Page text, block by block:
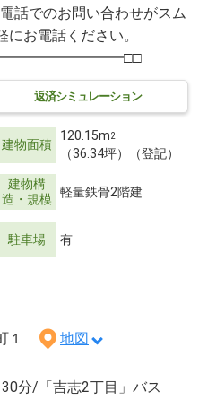
話でのお問い合わせがスム
お電話ください。
返済シミュレーション
建物面積
120.15m2
（36.34坪）（登記）
建物構
造・規模 軽量鉄骨2階建
駐車場 有
１ 地図
分/「吉志2丁目」バス